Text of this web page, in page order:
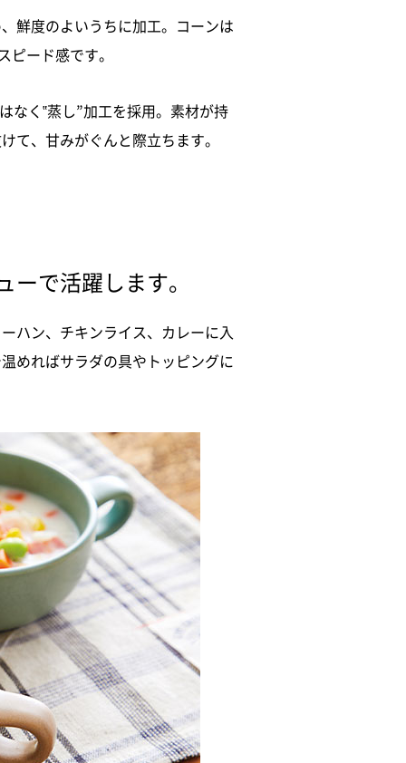
鮮度のよいうちに加工。コーンは
ピード感です。
なく‟蒸し”加工を採用。素材が持
て、甘みがぐんと際立ちます。
ーで活躍します。
ハン、チキンライス、カレーに入
めればサラダの具やトッピングに